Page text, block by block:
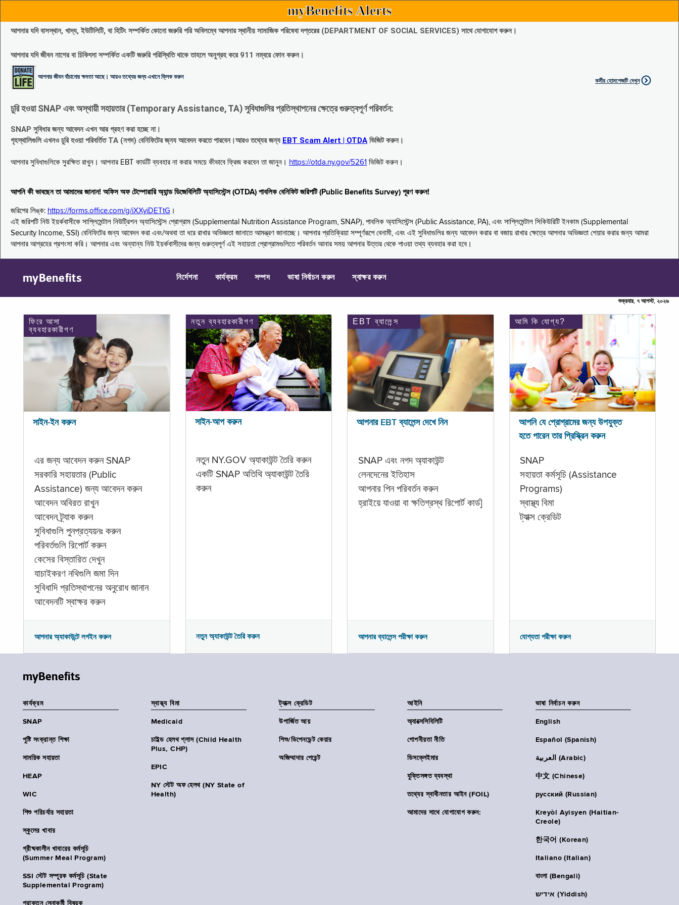
myBenefits Alerts
আপনার যদি বাসস্থান, খাদ্য, ইউটিলিটি, বা হিটিং সম্পর্কিত কোনো জরুরি পরি অবিলম্বে আপনার স্থানীয় সামাজিক পরিষেবা দপ্তরের (DEPARTMENT OF SOCIAL SERVICES) সাথে যোগাযোগ করুন।
আপনার যদি জীবন নাশের বা চিকিৎসা সম্পর্কিত একটি জরুরি পরিস্থিতি থাকে তাহলে অনুগ্রহ করে 911 নম্বরে ফোন করুন।
আপনার জীবন বাঁচানোর ক্ষমতা আছে। আরও তথ্যের জন্য এখানে ক্লিক করুন
কর্মীর হোমপেজটি দেখুন
চুরি হওয়া SNAP এবং অস্থায়ী সহায়তার (Temporary Assistance, TA) সুবিধাগুলির প্রতিস্থাপনের ক্ষেত্রে গুরুত্বপূর্ণ পরিবর্তন:
SNAP সুবিধার জন্য আবেদন এখন আর গ্রহণ করা হচ্ছে না।
গৃহস্থালিগুলি এখনও চুরি হওয়া পরিবর্তিত TA (নগদ) বেনিফিটের জ্নয আবেদন করতে পারবেন।আরও তথ্যের জন্য EBT Scam Alert | OTDA ভিজিট করুন।
আপনার সুবিধাগুলিকে সুরক্ষিত রাখুন। আপনার EBT কার্ডটি ব্যবহার না করার সময়ে কীভাবে ফ্রিজ করবেন তা জানুন। https://otda.ny.gov/5261 ভিজিট করুন।
আপনি কী ভাবছেন তা আমাদের জানান! অফিস অফ টেম্পোরারি অ্যান্ড ডিজেবিলিটি অ্যাসিস্টেন্স (OTDA) পাবলিক বেনিফিট জরিপটি (Public Benefits Survey) পূরণ করুন!
জরিপের লিঙ্ক: https://forms.office.com/g/iXXyiDETtG ।
এই জরিপটি নিউ ইয়র্কবাসীকে সাপ্লিমেন্টাল নিউট্রিশন অ্যাসিস্টেন্স প্রোগ্রাম (Supplemental Nutrition Assistance Program, SNAP), পাবলিক অ্যাসিস্টেন্স (Public Assistance, PA), এবং সাপ্লিমেন্টাল সিকিউরিটি ইনকাম (Supplemental
Security Income, SSI) বেনিফিটের জন্য আবেদন করা এবং/অথবা তা ধরে রাখার অভিজ্ঞতা জানাতে আমন্ত্রণ জানাচ্ছে। আপনার প্রতিক্রিয়া সম্পূর্ণরূপে বেনামী, এবং এই সুবিধাগুলির জন্য আবেদন করার বা বজায় রাখার ক্ষেত্রে আপনার অভিজ্ঞতা শেয়ার করার জন্য আমরা
আপনার আগ্রহের প্রশংসা করি। আপনার এবং অন্যান্য নিউ ইয়র্কবাসীদের জন্য গুরুত্বপূর্ণ এই সহায়তা প্রোগ্রামগুলিতে পরিবর্তন আনার সময় আপনার উত্তর থেকে পাওয়া তথ্য ব্যবহার করা হবে।
myBenefits নির্দেশনা কার্যক্রম সম্পদ ভাষা নির্বাচন করুন স্বাক্ষর করুন
শুক্রবার, ৭ আগস্ট, ২০২৬
ফিরে আসা
ব্যবহারকারীগণ
সাইন-ইন করুন
এর জন্য আবেদন করুন SNAP
সরকারি সহায়তার (Public
Assistance) জন্য আবেদন করুন
আবেদন অবিরত রাখুন
আবেদন ট্র্যাক করুন
সুবিধাগুলি পুনপ্রত্যয়নঃ করুন
পরিবর্তগুলি রিপোর্ট করুন
কেসের বিস্তারিত দেখুন
যাচাইকরণ নথিগুলি জমা দিন
সুবিধাদি প্রতিস্থাপনের অনুরোধ জানান
আবেদনটি স্বাক্ষর করুন
আপনার অ্যাকাউন্টে লগইন করুন
নতুন ব্যবহারকারীগণ
সাইন-আপ করুন
নতুন NY.GOV অ্যাকাউন্ট তৈরি করুন
একটি SNAP অতিথি অ্যাকাউন্ট তৈরি
করুন
নতুন অ্যাকাউন্ট তৈরি করুন
EBT ব্যালেন্স
আপনার EBT ব্যালেন্স দেখে নিন
SNAP এবং নগদ অ্যাকাউন্ট
লেনদেনের ইতিহাস
আপনার পিন পরিবর্তন করুন
হ্রাইয়ে যাওয়া বা ক্ষতিগ্রস্থ রিপোর্ট কার্ড]
আপনার ব্যালেন্স পরীক্ষা করুন
আমি কি যোগ্য?
আপনি যে প্রোগ্রামের জন্য উপযুক্ত
হতে পারেন তার প্রিস্ক্রিন করুন
SNAP
সহায়তা কর্মসূচি (Assistance
Programs)
স্বাস্থ্য বিমা
ট্যাক্স ক্রেডিট
যোগ্যতা পরীক্ষা করুন
myBenefits
কার্যক্রম
SNAP
পুষ্টি সংক্রান্ত শিক্ষা
সাময়িক সহায়তা
HEAP
WIC
শিশু পরিচর্যার সহায়তা
স্কুলের খাবার
গ্রীষ্মকালীন খাবারের কর্মসূচি
(Summer Meal Program)
SSI স্টেট সম্পূরক কর্মসূচি (State
Supplemental Program)
প্রাক্তন সেনাকর্মী বিষয়ক
স্বাস্থ্য বিমা
Medicaid
চাইল্ড হেলথ প্লাস (Child Health
Plus, CHP)
EPIC
NY স্টেট অফ হেলথ (NY State of
Health)
ট্যাক্স ক্রেডিট
উপার্জিত আয়
শিশু/ডিপেনডেন্ট কেয়ার
অজিম্মাদার পেরেন্ট
আইনি
অ্যাক্সেসিবিলিটি
গোপনীয়তা নীতি
ডিসক্লেইমার
যুক্তিসঙ্গত ব্যবস্থা
তথ্যের স্বাধীনতার আইন (FOIL)
আমাদের সাথে যোগাযোগ করুন:
ভাষা নির্বাচন করুন
English
Español (Spanish)
العربية (Arabic)
中文 (Chinese)
русский (Russian)
Kreyòl Ayisyen (Haitian-
Creole)
한국어 (Korean)
Italiano (Italian)
বাংলা (Bengali)
אידיש (Yiddish)